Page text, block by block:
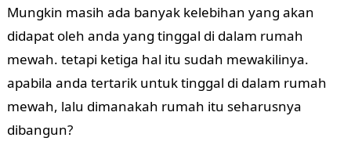
Mungkin masih ada banyak kelebihan yang akan
didapat oleh anda yang tinggal di dalam rumah
mewah. tetapi ketiga hal itu sudah mewakilinya.
apabila anda tertarik untuk tinggal di dalam rumah
mewah, lalu dimanakah rumah itu seharusnya
dibangun?